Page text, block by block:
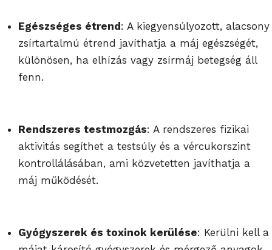
Egészséges étrend: A kiegyensúlyozott, alacsony
zsírtartalmú étrend javíthatja a máj egészségét,
különösen, ha elhízás vagy zsírmáj betegség áll
fenn.
Rendszeres testmozgás: A rendszeres fizikai
aktivitás segíthet a testsúly és a vércukorszint
kontrollálásában, ami közvetetten javíthatja a
máj működését.
Gyógyszerek és toxinok kerülése: Kerülni kell a